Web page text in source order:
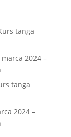
tanga
2024 –
tanga
2024 –